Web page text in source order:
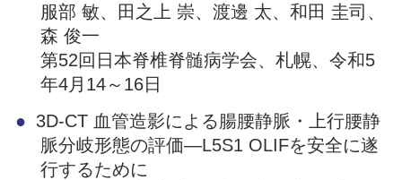
服部 敏、田之上 崇、渡邊 太、和田 圭司、
森 俊一
第52回日本脊椎脊髄病学会、札幌、令和5
年4月14～16日
3D-CT 血管造影による腸腰静脈・上行腰静
脈分岐形態の評価―L5S1 OLIFを安全に遂
行するために